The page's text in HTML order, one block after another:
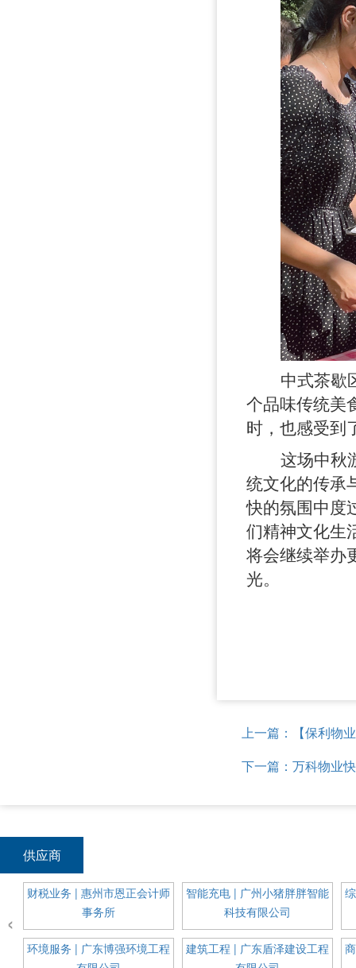
中式茶歇
个品味传统美
时，也感受到
这场中秋
统文化的传承
快的氛围中度
们精神文化生
将会继续举办
光。
上一篇：【保利物
下一篇：万科物业
供应商
‹
财税业务 | 惠州市恩正会计师
事务所
环境服务 | 广东博强环境工程
智能充电 | 广州小猪胖胖智能
科技有限公司
建筑工程 | 广东盾泽建设工程